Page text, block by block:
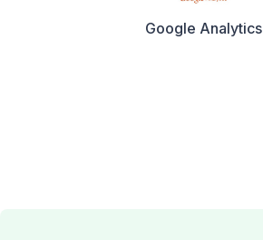
Google Analytics